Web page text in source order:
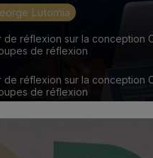
Lutomia
de réflexion sur la conception
de réflexion
de réflexion sur la conception
de réflexion